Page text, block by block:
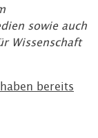
sowie auch
Wissenschaft
bereits